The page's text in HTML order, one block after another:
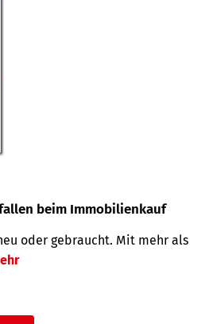
beim Immobilienkauf
oder gebraucht. Mit mehr als